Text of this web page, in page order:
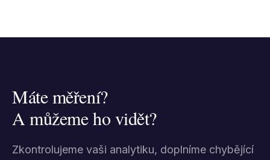
Máte měření?
A můžeme ho vidět?
Zkontrolujeme vaši analytiku, doplníme chybějící